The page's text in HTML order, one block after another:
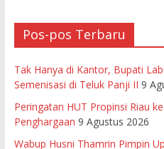
Pos-pos Terbaru
Tak Hanya di Kantor, Bupati
Semenisasi di Teluk Panji II 9
Peringatan HUT Propinsi Riau
Penghargaan 9 Agustus 2026
Wabup Husni Thamrin Pimpin